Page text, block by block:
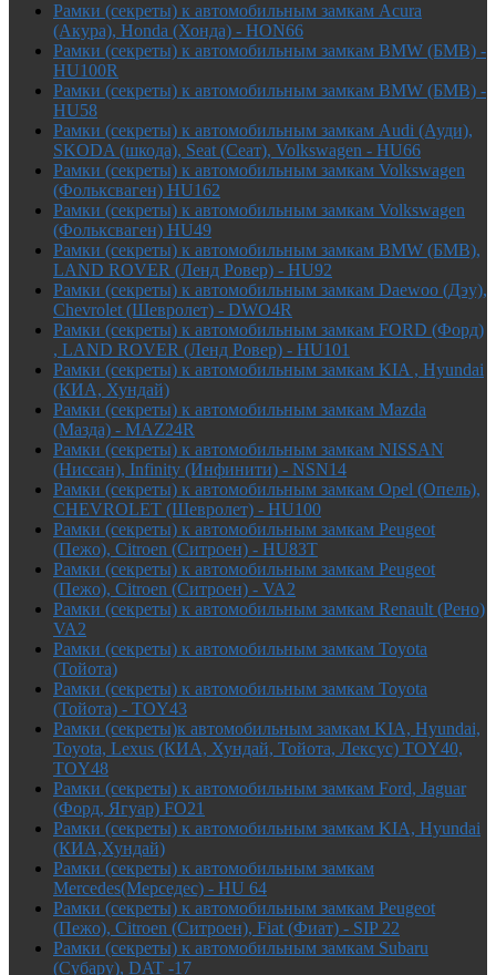
Рамки (секреты) к автомобильным замкам Acura
(Акура), Honda (Хонда) - HON66
Рамки (секреты) к автомобильным замкам BMW (БМВ) -
HU100R
Рамки (секреты) к автомобильным замкам BMW (БМВ) -
HU58
Рамки (секреты) к автомобильным замкам Audi (Ауди),
SKODA (шкода), Seat (Сеат), Volkswagen - HU66
Рамки (секреты) к автомобильным замкам Volkswagen
(Фольксваген) HU162
Рамки (секреты) к автомобильным замкам Volkswagen
(Фольксваген) HU49
Рамки (секреты) к автомобильным замкам BMW (БМВ),
LAND ROVER (Ленд Ровер) - HU92
Рамки (секреты) к автомобильным замкам Daewoo (Дэу),
Chevrolet (Шевролет) - DWO4R
Рамки (секреты) к автомобильным замкам FORD (Форд)
, LAND ROVER (Ленд Ровер) - HU101
Рамки (секреты) к автомобильным замкам KIA , Hyundai
(КИА, Хундай)
Рамки (секреты) к автомобильным замкам Mazda
(Мазда) - MAZ24R
Рамки (секреты) к автомобильным замкам NISSAN
(Ниссан), Infinity (Инфинити) - NSN14
Рамки (секреты) к автомобильным замкам Opel (Опель),
CHEVROLET (Шевролет) - HU100
Рамки (секреты) к автомобильным замкам Peugeot
(Пежо), Citroen (Ситроен) - HU83T
Рамки (секреты) к автомобильным замкам Peugeot
(Пежо), Citroen (Ситроен) - VA2
Рамки (секреты) к автомобильным замкам Renault (Рено)
VA2
Рамки (секреты) к автомобильным замкам Toyota
(Тойота)
Рамки (секреты) к автомобильным замкам Toyota
(Тойота) - TOY43
Рамки (секреты)к автомобильным замкам KIA, Hyundai,
Toyota, Lexus (КИА, Хундай, Тойота, Лексус) TOY40,
TOY48
Рамки (секреты) к автомобильным замкам Ford, Jaguar
(Форд, Ягуар) FO21
Рамки (секреты) к автомобильным замкам KIA, Hyundai
(КИА,Хундай)
Рамки (секреты) к автомобильным замкам
Mercedes(Мерседес) - HU 64
Рамки (секреты) к автомобильным замкам Peugeot
(Пежо), Citroen (Ситроен), Fiat (Фиат) - SIP 22
Рамки (секреты) к автомобильным замкам Subaru
(Субару), DAT -17